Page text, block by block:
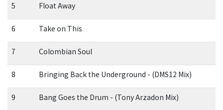
5 Float Away
6 Take on This
7 Colombian Soul
8 Bringing Back the Underground - (DMS12 Mix)
9 Bang Goes the Drum - (Tony Arzadon Mix)